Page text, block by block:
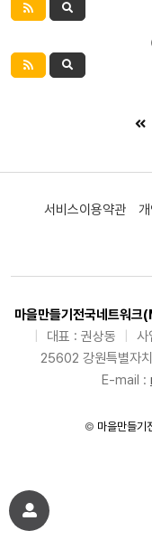
서비스이용약관
마을만들기전국네트
대표 : 권상동
25602 강원특별자
E-mail :
© 마을만들기